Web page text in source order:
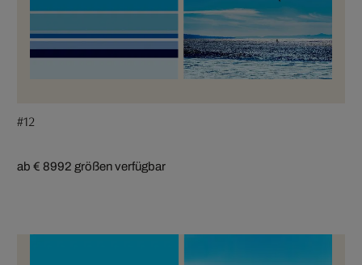
#12
ab € 8992 größen verfügbar